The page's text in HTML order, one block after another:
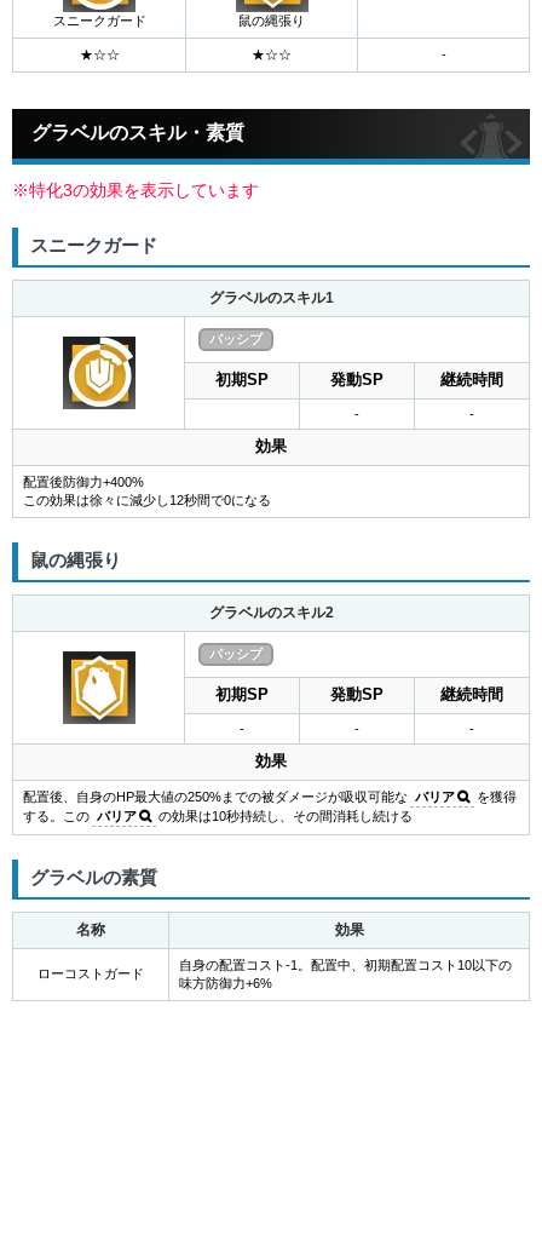
スニークガード 鼠の縄張り
グラベルのスキル・素質
※特化3の効果を表示しています
スニークガード
グラベルのスキル1
パッシブ
初期SP 発動SP 継続時間
- -
効果
配置後防御力+400%
この効果は徐々に減少し12秒間で0になる
鼠の縄張り
グラベルのスキル2
パッシブ
初期SP 発動SP 継続時間
- - -
効果
配置後、自身のHP最大値の250%までの被ダメージが吸収可能な バリア
を獲得
する。この バリア の効果は10秒持続し、その間消耗し続ける
グラベルの素質
名称 効果
ローコストガード
自身の配置コスト-1。配置中、初期配置コスト10以下の
味方防御力+6%